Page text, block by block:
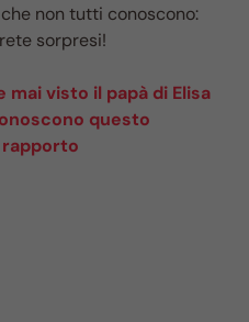
non tutti conoscono:
sorpresi!
mai visto il papà di Elisa
questo